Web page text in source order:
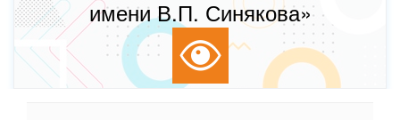
имени В.П. Синякова»